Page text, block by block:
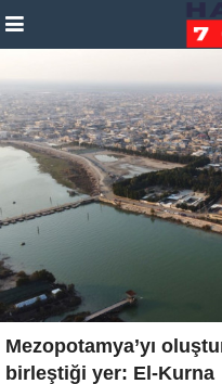
Mezopotamya’yı
birleştiği yer: El-Kurna